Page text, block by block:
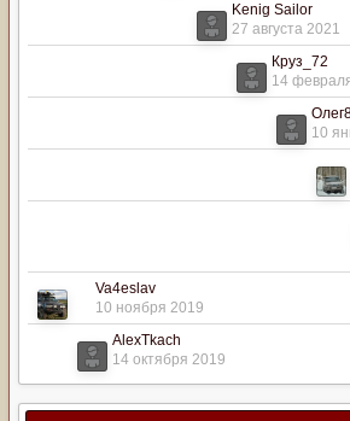
Kenig Sailor
27 августа 2021
Круз_72
14
10
Va4eslav
10 ноября 2019
AlexTkach
14 октября 2019